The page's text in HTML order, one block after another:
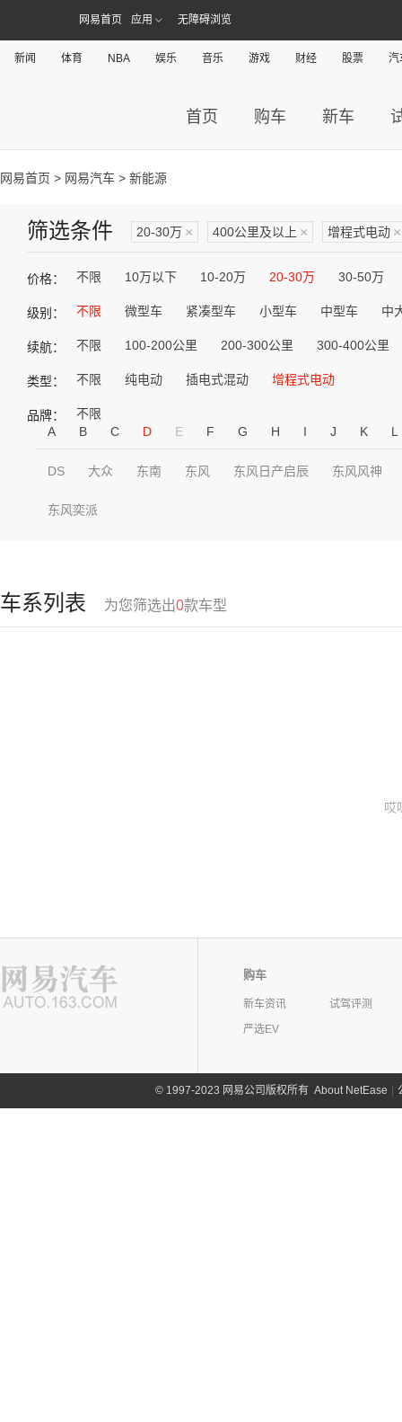
网易首页 应用 无障碍浏览
新闻 体育 NBA 娱乐 音乐 游戏 财经 股票 汽
首页 购车 新车
网易首页 > 网易汽车 > 新能源
筛选条件 20-30万 × 400公里及以上 × 增程式电动 ×
价格： 不限 10万以下 10-20万 20-30万 30-50万
级别： 不限 微型车 紧凑型车 小型车 中型车 中
续航： 不限 100-200公里 200-300公里 300-400公里
类型： 不限 纯电动 插电式混动 增程式电动
品牌：
不限
A
B C D E F G H I J K L
DS 大众 东南 东风 东风日产启辰 东风风神
东风奕派
车系列表 为您筛选出0款车型
哎
购车
新车资讯
试驾评测
严选EV
©1997-2023 网易公司版权所有 About NetEase